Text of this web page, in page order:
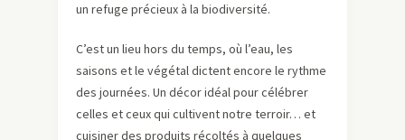
un refuge précieux à la biodiversité.
C’est un lieu hors du temps, où l’eau, les
saisons et le végétal dictent encore le rythme
des journées. Un décor idéal pour célébrer
celles et ceux qui cultivent notre terroir… et
cuisiner des produits récoltés à quelques